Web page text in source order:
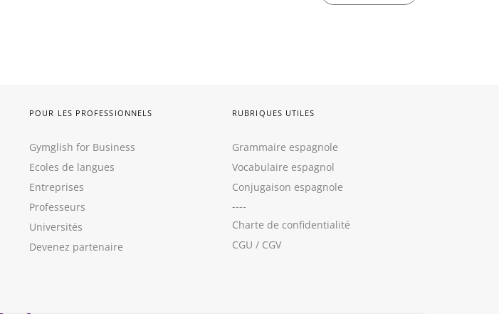
POUR LES PROFESSIONNELS
Gymglish for Business
Ecoles de langues
Entreprises
Professeurs
Universités
Devenez partenaire
RUBRIQUES UTILES
Grammaire espagnole
Vocabulaire espagnol
Conjugaison espagnole
----
Charte de confidentialité
CGU / CGV